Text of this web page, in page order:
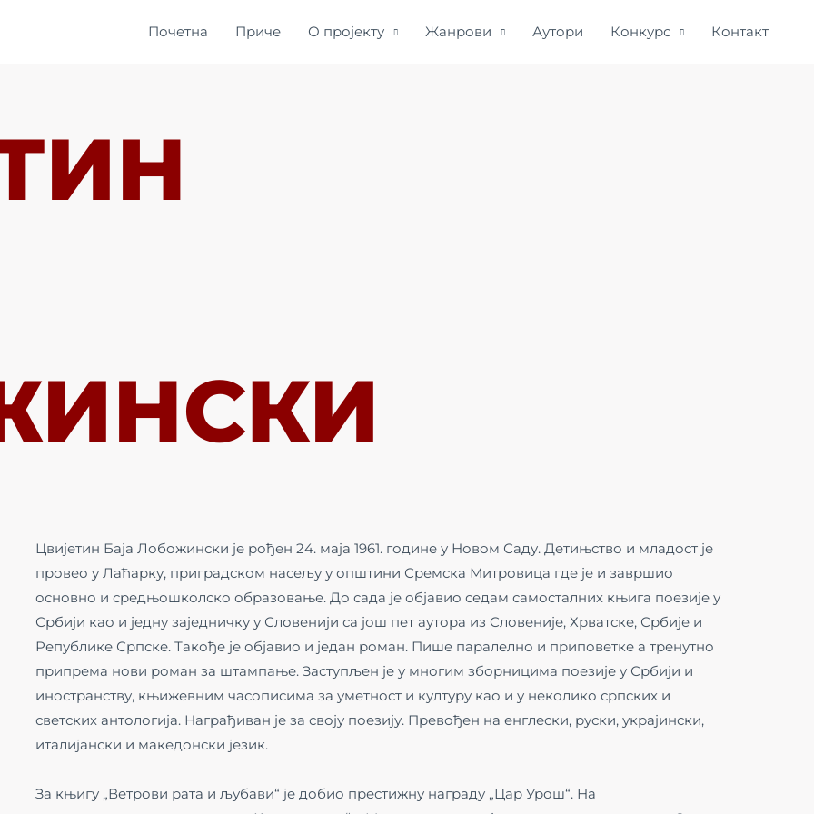
Почетна Приче О пројекту Жанрови Аутори Конкурс Контакт
Цвијетин Баја Лобожински је рођен 24. маја 1961. године у Новом Саду. Детињство и младост је
провео у Лаћарку, приградском насељу у општини Сремска Митровица где је и завршио
основно и средњошколско образовање. До сада је објавио седам самосталних књига поезије у
Србији као и једну заједничку у Словенији са још пет аутора из Словеније, Хрватске, Србије и
Републике Српске. Такође је објавио и један роман. Пише паралелно и приповетке а тренутно
припрема нови роман за штампање. Заступљен је у многим зборницима поезије у Србији и
иностранству, књижевним часописима за уметност и културу као и у неколико српских и
светских антологија. Награђиван је за своју поезију. Превођен на енглески, руски, украјински,
италијански и македонски језик.
За књигу „Ветрови рата и љубави“ је добио престижну награду „Цар Урош“. На